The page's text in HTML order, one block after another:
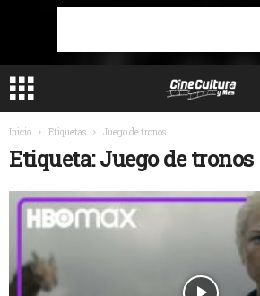
Inicio Etiquetas Juego de tronos
Etiqueta: Juego de tronos